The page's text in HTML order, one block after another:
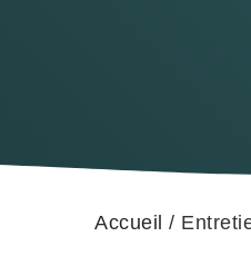
Accueil /